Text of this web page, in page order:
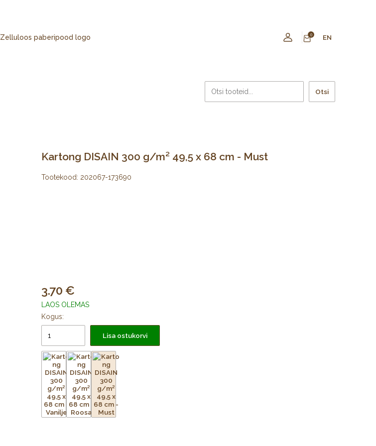
0 EN
Otsi
Kartong DISAIN 300 g/m² 49,5 x 68 cm - Must
Tootekood: 202067-173690
3.70
LAOS OLEMAS
Kogus:
Lisa ostukorvi